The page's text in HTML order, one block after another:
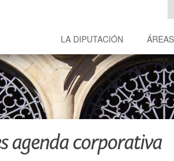
LA DIPUTACIÓN
agenda corporativa